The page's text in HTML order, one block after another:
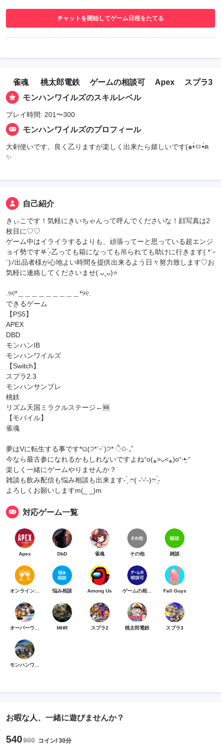
チャットを開始してゲーム日程をたてる
雀魂 桃太郎電鉄 ゲームの相談可 Apex
スプラ3
モンハンワイルズのスキルレベル
プレイ時間: 201〜300
モンハンワイルズのプロフィール
大剣使いです。良く乙りますが楽しく出来たら嬉しいです(๑•̀ㅁ•́ฅ
✨
自己紹介
きぃこです！気軽にきいちゃんって呼んでくださいな！顔写真は2
枚目に♡♡
ゲーム中はイライラするよりも、頑張ってーと思っている超エンジ
ョイ勢です‎‎𖤐 ̖́-‬乙っても箱になっても吊られても助けに行きます( *ˊᵕ
ˋ)ﾉ出品者様が心地よい時間を提供出来るよう日々努力致します♡お
気軽に連絡してくださいませ‎( ᴗ˳ᴗ)⭐
.୨୧*＿＿＿＿＿＿＿＿＿*୨୧.
できるゲーム
【PS5】
APEX
DBD
モンハンIB
モンハンワイルズ
【Switch】
スプラ2.3
モンハンサンブレ
桃鉄
リズム天国ミラクルステージ←🆕
【モバイル】
雀魂
夢はVに転生する事です*ଘ(੭*ˊᵕˋ)੭* ੈ✩‧₊˚
今なら最古参になれるかもしれないですよね⁺o(⁎˃ᴗ˂⁎)o⁺‧•͙‧⁺
楽しく一緒にゲームやりませんか？
雑談も飲み配信も悩み相談も出来ます- ̗̀ ෆ( ˶'ᵕ'˶)ෆ ̖́-
よろしくお願いしますm(_ _)m
対応ゲーム一覧
Apex DbD 雀魂 その他 雑談
悩み相談 Among Us Fall Guys
MHR スプラ2 桃太郎電鉄 スプラ3
お暇な人、一緒に遊びませんか？
540900 コイン/ 30分